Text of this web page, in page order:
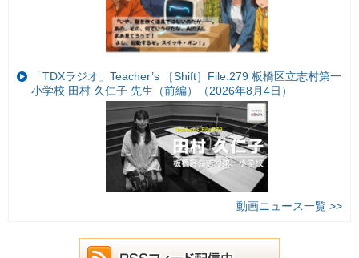
「TDXラジオ」Teacher’s ［Shift］File.279 板橋区立志村第一
小学校 田村 久仁子 先生（前編）（2026年8月4日）
動画ニュース一覧 >>